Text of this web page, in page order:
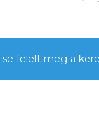
felelt meg a